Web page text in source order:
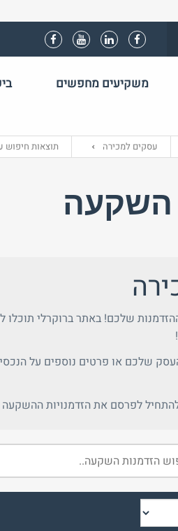
משקיעים מחפשים
עסקים למכירה תוצאות חיפוש
השקעה
שלכם! באתר ברוקרלי תוכלו
לפרסם את הזדמנויות